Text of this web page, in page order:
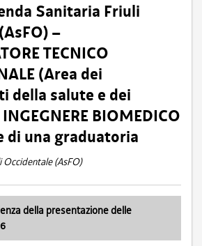
Sanitaria Friuli
–
TECNICO
(Area dei
della salute e dei
BIOMEDICO
di una graduatoria
Occidentale (AsFO)
della presentazione delle